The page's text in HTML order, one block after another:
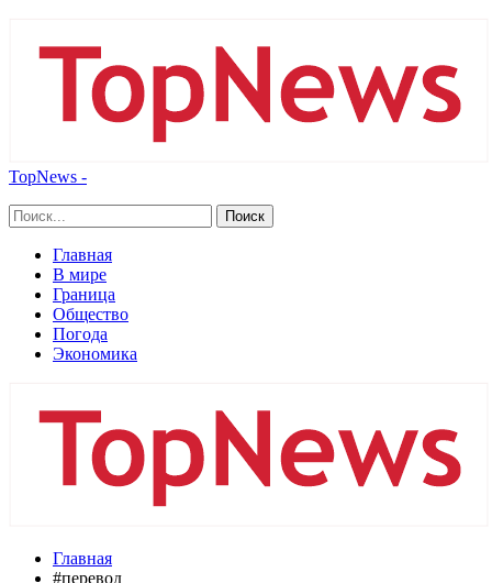
TopNews -
Главная
В мире
Граница
Общество
Погода
Экономика
Главная
#перевод